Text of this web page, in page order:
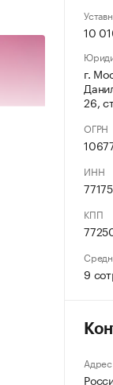
10
г.
26,
ОГРН
ИНН
КПП
9
Адрес